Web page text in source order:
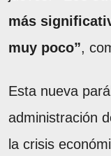
más
muy poco”,
Esta nueva
administración
la crisis